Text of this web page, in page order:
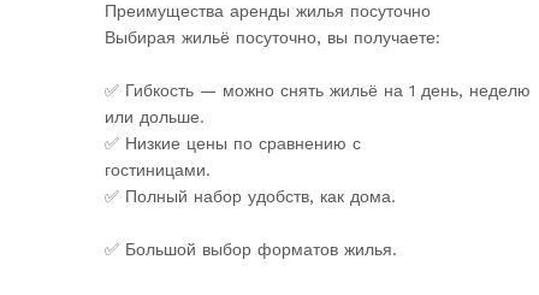
Преимущества аренды жилья посуточно
Выбирая жильё посуточно, вы получаете:
✅ Гибкость — можно снять жильё на 1 день, неделю
или дольше.
✅ Низкие цены по сравнению с
гостиницами.
✅ Полный набор удобств, как дома.
✅ Большой выбор форматов жилья.